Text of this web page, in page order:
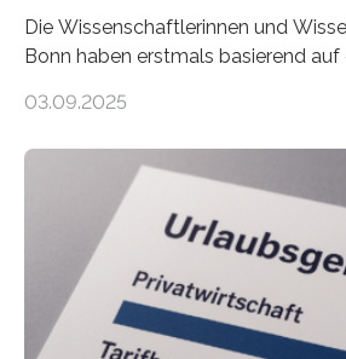
Die Wissenschaftlerinnen und
Bonn haben erstmals basierend
Landkreise mit den meisten
ist demnach Berlin. Betrachtet man
der Freiberuflerinnen, so liegt
Berlin starteten in 2024 die meisten
eigene freiberufliche Existenz,
Städte Hamburg, München und
hingegen die
der freiberuflichen Gründungen je…
03.09.2025